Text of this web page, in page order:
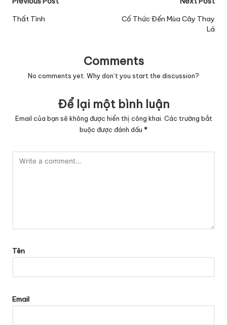
navigation
Thất Tình
Cố Thức Đến Mùa Cây Thay
Lá
Comments
No comments yet. Why don’t you start the discussion?
Để lại một bình luận
Email của bạn sẽ không được hiển thị công khai. Các trường bắt
buộc được đánh dấu *
Tên
Email